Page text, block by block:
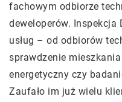
fachowym odbiorze
deweloperów. Inspekcja
usług – od odbiorów
sprawdzenie
energetyczny czy
Zaufało im już wielu